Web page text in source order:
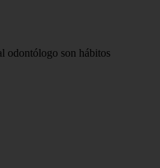
odontólogo son hábitos